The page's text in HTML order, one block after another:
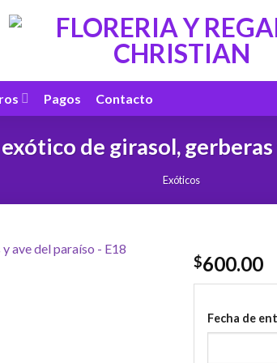
Pagos Contacto
de girasol, gerberas
Exóticos
$600.00
Fecha de